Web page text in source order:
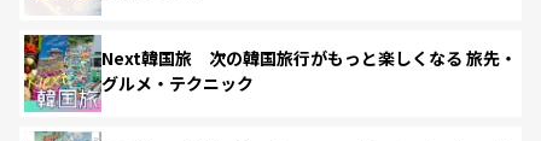
Next韓国旅 次の韓国旅行がもっと楽しくなる 旅先・
グルメ・テクニック